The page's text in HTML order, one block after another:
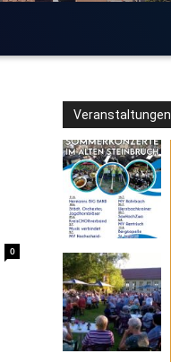
0
Veranstaltungen